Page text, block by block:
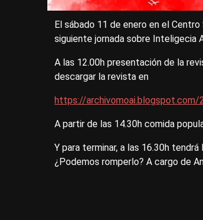
El sábado 11 de enero en el
siguiente jornada sobre Inteligecia
A las 12.00h presentación de la
descargar la revista en
https://
A partir de las 14.30h comida
Y para terminar, a las 16.30h
¿Podemos romperlo? A cargo de